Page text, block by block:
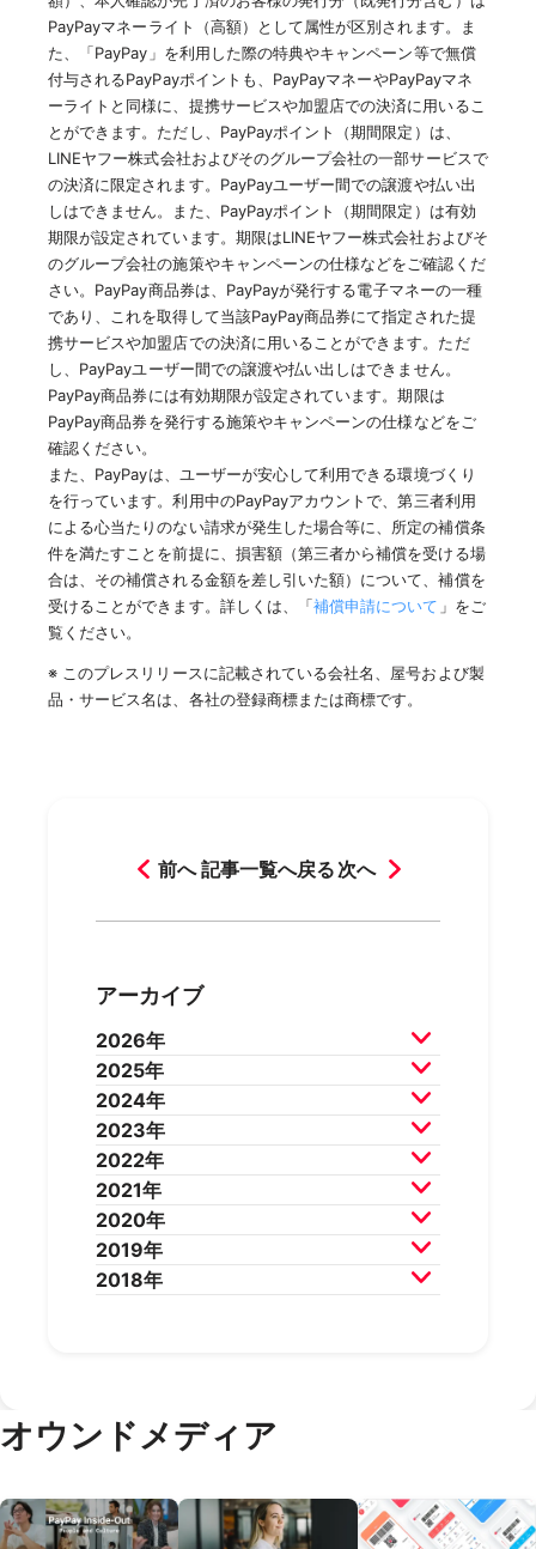
PayPayマネーライト（高額）として属性が区別されます。ま
た、「PayPay」を利用した際の特典やキャンペーン等で無償
付与されるPayPayポイントも、PayPayマネーやPayPayマネ
ーライトと同様に、提携サービスや加盟店での決済に用いるこ
とができます。ただし、PayPayポイント（期間限定）は、
LINEヤフー株式会社およびそのグループ会社の一部サービスで
の決済に限定されます。PayPayユーザー間での譲渡や払い出
しはできません。また、PayPayポイント（期間限定）は有効
期限が設定されています。期限はLINEヤフー株式会社およびそ
のグループ会社の施策やキャンペーンの仕様などをご確認くだ
さい。PayPay商品券は、PayPayが発行する電子マネーの一種
であり、これを取得して当該PayPay商品券にて指定された提
携サービスや加盟店での決済に用いることができます。ただ
し、PayPayユーザー間での譲渡や払い出しはできません。
PayPay商品券には有効期限が設定されています。期限は
PayPay商品券を発行する施策やキャンペーンの仕様などをご
確認ください。
また、PayPayは、ユーザーが安心して利用できる環境づくり
を行っています。利用中のPayPayアカウントで、第三者利用
による心当たりのない請求が発生した場合等に、所定の補償条
件を満たすことを前提に、損害額（第三者から補償を受ける場
合は、その補償される金額を差し引いた額）について、補償を
受けることができます。詳しくは、「補償申請について 」をご
覧ください。
※ このプレスリリースに記載されている会社名、屋号および製
品・サービス名は、各社の登録商標または商標です。
前へ 記事一覧へ戻る 次へ
アーカイブ
2026年
2026年7月 2026年6月
2026年5月 2026年4月
2026年3月 2026年2月
2025年
2025年12月2025年11月
2025年10月2025年9月
2025年8月 2025年7月
2025年6月
2025年4月
2025年2月
2024年
2024年12月2024年11月
2024年10月2024年9月
2024年8月 2024年7月
2024年6月
2024年4月
2024年2月
2023年
2023年12月2023年11月
2023年10月2023年9月
2023年8月 2023年7月
2023年6月
2023年4月
2022年
2022年12月2022年11月
2022年10月2022年9月
2022年8月 2022年7月
2022年6月
2021年
2021年12月2021年11月
2021年10月2021年9月
2021年8月 2021年7月
2020年
2020年12月2020年11月
2020年10月2020年9月
2019年
2019年12月2019年11月
2019年2月
2019年1月
2018年
オウンドメディア